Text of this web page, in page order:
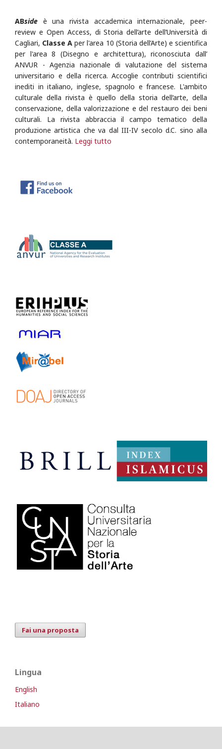
ABside è una rivista accademica internazionale, peer-
review e Open Access, di Storia dell’arte dell’Università di
Cagliari, Classe A per l'area 10 (Storia dell’Arte) e scientifica
per l'area 8 (Disegno e architettura), riconosciuta dall’
ANVUR - Agenzia nazionale di valutazione del sistema
universitario e della ricerca.Accoglie contributi scientifici
inediti in italiano, inglese, spagnolo e francese. L'ambito
culturale della rivista è quello della storia dell’arte, della
conservazione, della valorizzazione e del restauro dei beni
culturali. La rivista abbraccia il campo tematico della
produzione artistica che va dal III-IV secolo d.C. sino alla
contemporaneità. Leggi tutto
Fai una proposta
Lingua
English
Italiano